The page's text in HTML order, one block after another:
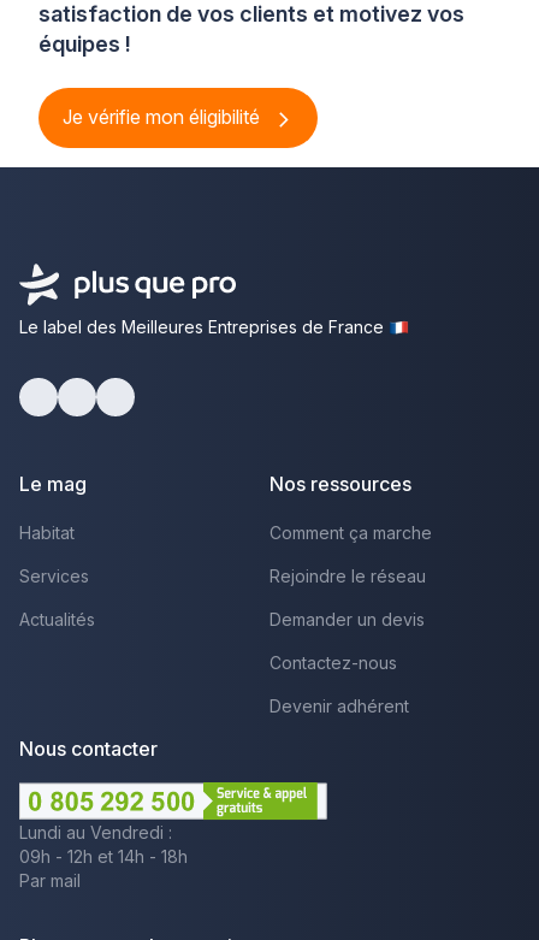
satisfaction de vos clients et motivez vos
équipes !
Je vérifie mon éligibilité
Le label des Meilleures Entreprises de France
Le mag
Habitat
Services
Actualités
Nos ressources
Comment ça marche
Rejoindre le réseau
Demander un devis
Contactez-nous
Devenir adhérent
Nous contacter
Lundi au Vendredi :
09h - 12h et 14h - 18h
Par mail